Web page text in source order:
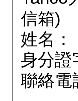
信箱)
姓名：
身分證
聯絡電